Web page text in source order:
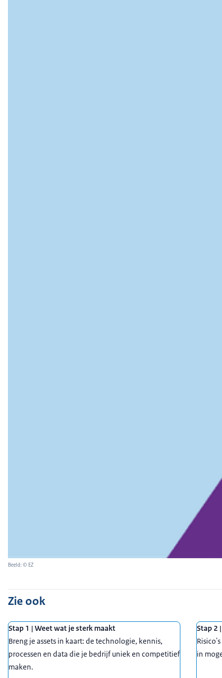
Beeld: © EZ
Zie ook
Stap 1 | Weet wat je sterk maakt
Breng je assets in kaart: de technologie, kennis,
processen en data die je bedrijf uniek en competitief
maken.
Stap 2
in